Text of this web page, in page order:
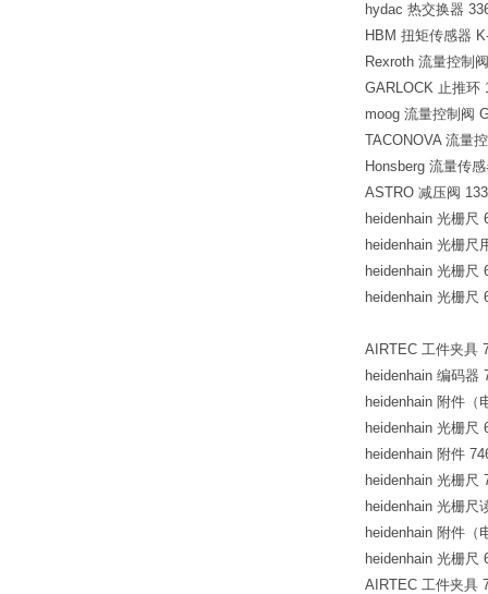
hydac 热交换器
HBM 扭矩传感器
Rexroth 流量控制
GARLOCK 止推环
moog 流量控制阀
TACONOVA 流量
Honsberg 流量传
ASTRO 减压阀
heidenhain 光栅尺
heidenhain 光栅尺
heidenhain 光栅尺
heidenhain 光栅尺
AIRTEC 工件夹具
heidenhain 编码器
heidenhain 附件（
heidenhain 光栅尺
heidenhain 附件
heidenhain 光栅尺
heidenhain 光栅尺
heidenhain 附件（
heidenhain 光栅尺
AIRTEC 工件夹具